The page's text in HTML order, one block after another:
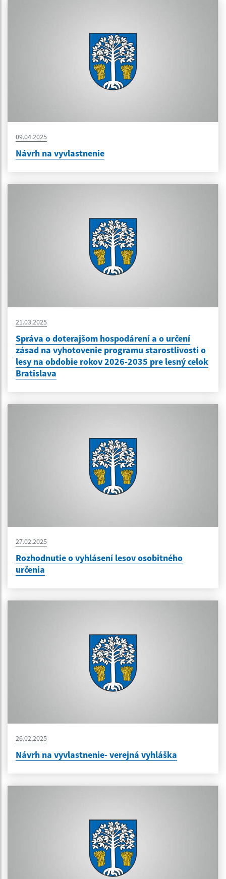
09.04.2025
Návrh na vyvlastnenie
21.03.2025
Správa o doterajšom hospodárení a o určení
zásad na vyhotovenie programu starostlivosti o
lesy na obdobie rokov 2026-2035 pre lesný celok
Bratislava
27.02.2025
Rozhodnutie o vyhlásení lesov osobitného
určenia
26.02.2025
Návrh na vyvlastnenie- verejná vyhláška